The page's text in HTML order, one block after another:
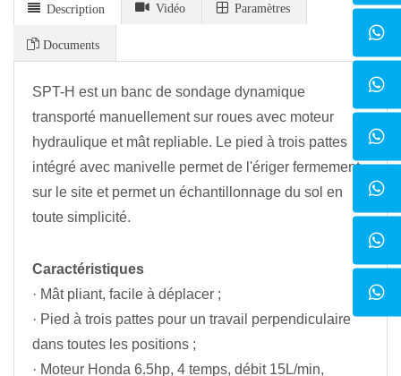
Description Vidéo Paramètres
Documents
SPT-H est un banc de sondage dynamique
transporté manuellement sur roues avec moteur
hydraulique et mât repliable. Le pied à trois pattes
intégré avec manivelle permet de l'ériger fermement
sur le site et permet un échantillonnage du sol en
toute simplicité.
Caractéristiques
· Mât pliant, facile à déplacer ;
· Pied à trois pattes pour un travail perpendiculaire
dans toutes les positions ;
· Moteur Honda 6.5hp, 4 temps, débit 15L/min,